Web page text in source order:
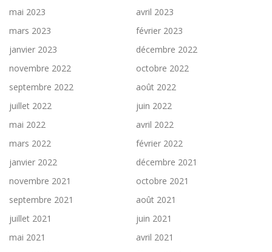
mai 2023
avril 2023
mars 2023
février 2023
janvier 2023
décembre 2022
novembre 2022
octobre 2022
septembre 2022
août 2022
juillet 2022
juin 2022
mai 2022
avril 2022
mars 2022
février 2022
janvier 2022
décembre 2021
novembre 2021
octobre 2021
septembre 2021
août 2021
juillet 2021
juin 2021
mai 2021
avril 2021